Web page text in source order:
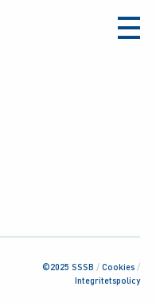
aria-
©2025 SSSB / Cookies /
Integritetspolicy